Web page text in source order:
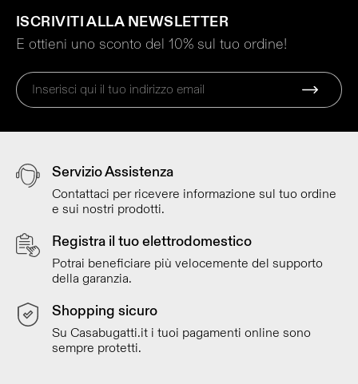
ISCRIVITI ALLA NEWSLETTER
E ottieni uno sconto del 10% sul tuo ordine!
Servizio Assistenza
Contattaci per ricevere informazione sul tuo ordine
e sui nostri prodotti.
Registra il tuo elettrodomestico
Potrai beneficiare più velocemente del supporto
della garanzia.
Shopping sicuro
Su Casabugatti.it i tuoi pagamenti online sono
sempre protetti.